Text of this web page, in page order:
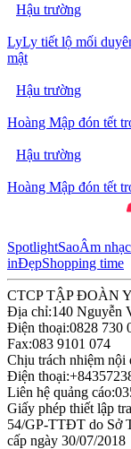
Hậu trường
LyLy tiết lộ mối
mật
Hậu trường
Hoàng Mập đón tết
Hậu trường
Hoàng Mập đón tết
SpotlightSaoÂm nhạc
inĐẹpShopping time
CTCP TẬP ĐOÀN
Địa chỉ:140 Nguyễn
Điện thoại:0828 730
Fax:083 9101 074
Chịu trách nhiệm nội
Điện thoại:
Liên hệ quảng cáo:
Giấy phép thiết lập
54/GP-TTĐT do Sở
cấp ngày 30/07/2018